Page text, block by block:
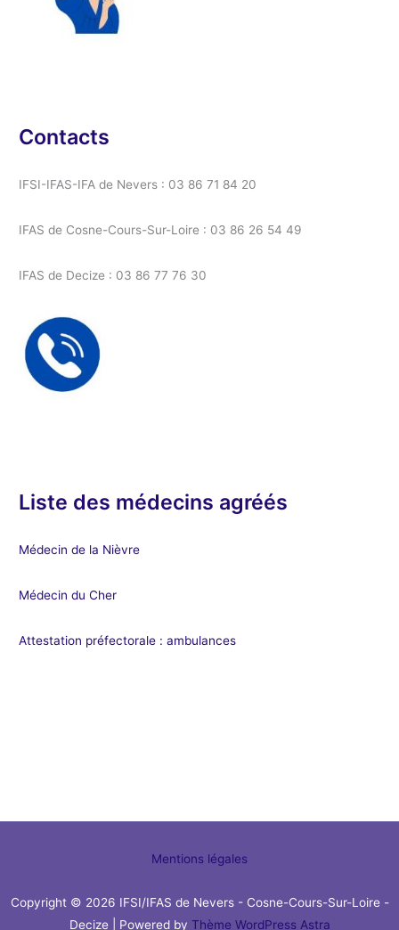
Contacts
IFSI-IFAS-IFA de Nevers : 03 86 71 84 20
IFAS de Cosne-Cours-Sur-Loire : 03 86 26 54 49
IFAS de Decize : 03 86 77 76 30
Liste des médecins agréés
Médecin de la Nièvre
Médecin du Cher
Attestation préfectorale : ambulances
Mentions légales
Copyright © 2026 IFSI/IFAS de Nevers - Cosne-Cours-Sur-Loire -
Decize | Powered by Thème WordPress Astra